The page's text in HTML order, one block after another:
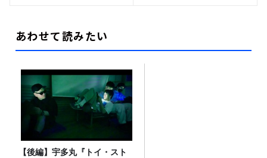
あわせて読みたい
【後編】宇多丸『トイ・スト